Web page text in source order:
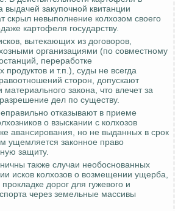
выдачей закупочной квитанции
скрыл невыполнение колхозом своего
картофеля государству.
вытекающих из договоров,
организациями (по совместному
переработке
продуктов и т.п.), суды не всегда
сторон, допускают
закона, что влечет за
дел по существу.
отказывают в приеме
о взыскании с колхозов
авансирования, но не выданных в срок
ущемляется законное право
защиту.
также случаи необоснованных
исков колхозов о возмещении ущерба,
дорог для гужевого и
через земельные массивы